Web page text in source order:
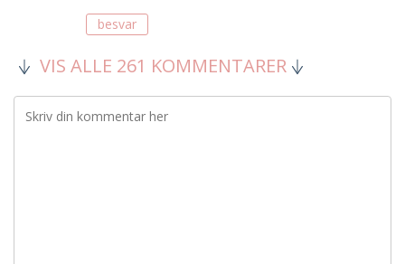
besvar
VIS ALLE 261 KOMMENTARER